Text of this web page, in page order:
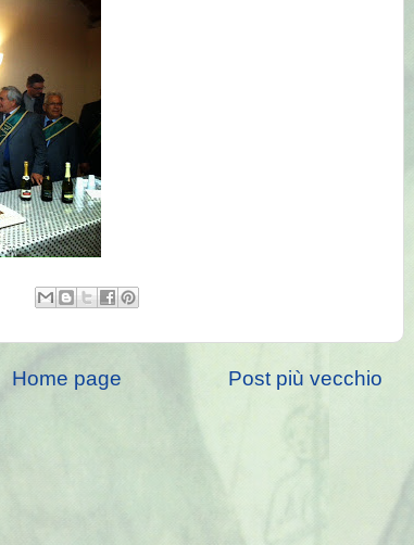
Post più vecchio
Home page